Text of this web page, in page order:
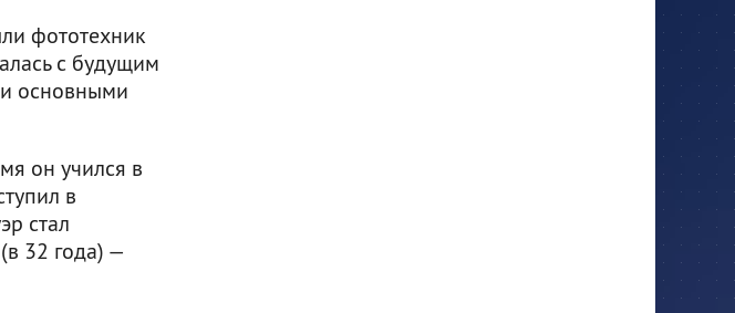
фототехник
с будущим
основными
он учился в
в
стал
32 года) —